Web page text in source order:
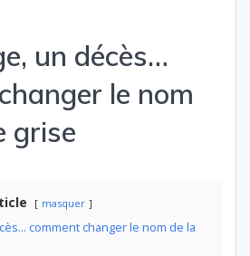
un décès…
le nom
grise
masquer
comment changer le nom de la